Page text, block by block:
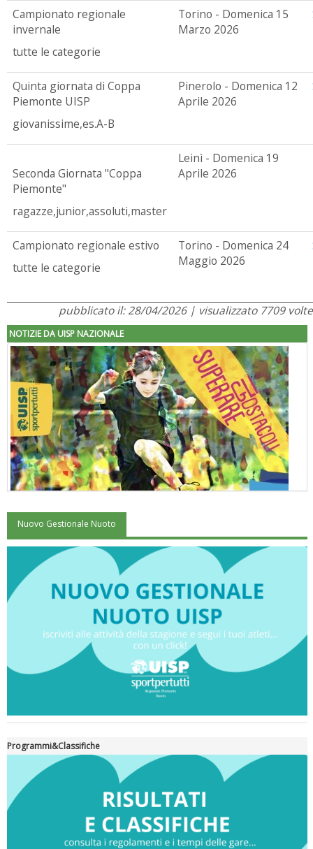
Campionato regionale
invernale
tutte le categorie
Torino - Domenica 15
Marzo 2026
Quinta giornata di Coppa
Piemonte UISP
giovanissime,es.A-B
Pinerolo - Domenica 12
Aprile 2026
Seconda Giornata "Coppa
Piemonte"
ragazze,junior,assoluti,master
Leinì - Domenica 19
Aprile 2026
Campionato regionale estivo
tutte le categorie
Torino - Domenica 24
Maggio 2026
pubblicato il: 28/04/2026 | visualizzato 7709 volte
NOTIZIE DA UISP NAZIONALE
"Superare gli ostacoli": la relazione di Tiziano Pesce al CN Uisp
Luglio 2026: "Pensando con i piedi, si possono fare le
Nuovo Gestionale Nuoto
Programmi&Classifiche